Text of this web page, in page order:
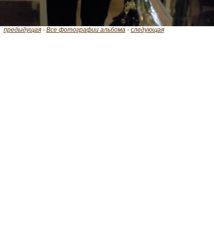
предыдущая- Все фотографии альбома - следующая